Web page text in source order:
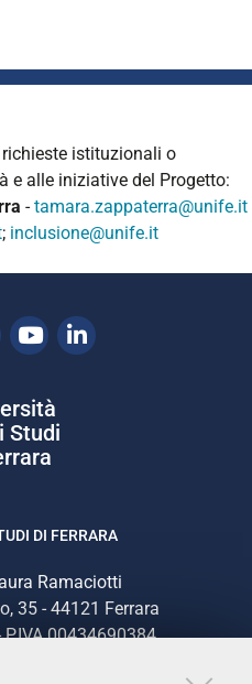
istituzionali o
e alle iniziative del Progetto:
-tamara.zappaterra@unife.it
; inclusione@unife.it
YoutubeLinkedin
Studi
DI FERRARA
Ramaciotti
35 - 44121 Ferrara
00434690384